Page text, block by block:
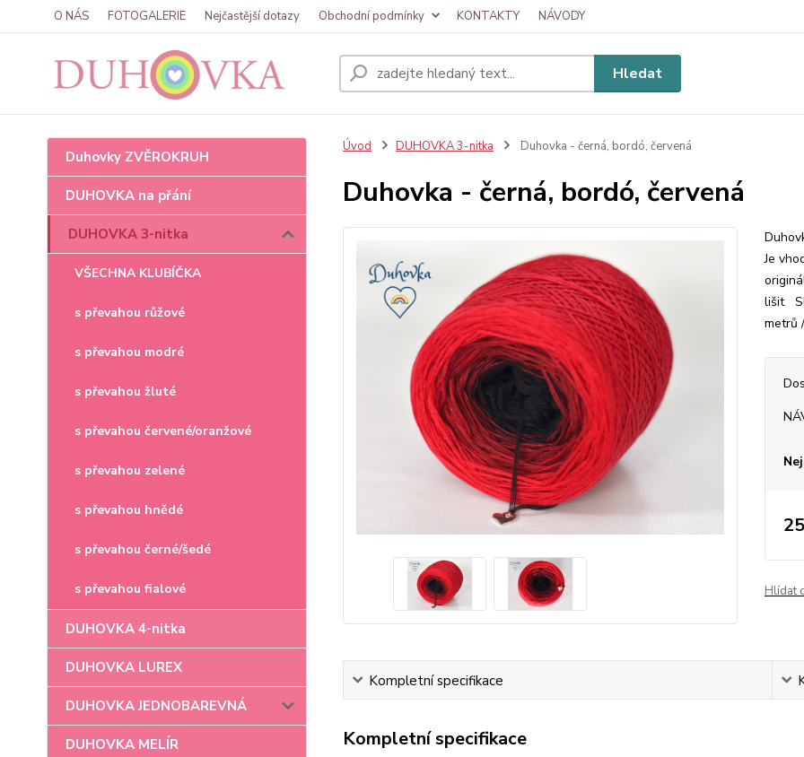
O NÁS FOTOGALERIE Nejčastější dotazy Obchodní podmínky KONTAKTY NÁVODY
Hledat
Duhovky ZVĚROKRUH
DUHOVKA na přání
DUHOVKA 3-nitka
VŠECHNA KLUBÍČKA
s převahou růžové
s převahou modré
s převahou žluté
s převahou červené/oranžové
s převahou zelené
s převahou hnědé
s převahou černé/šedé
s převahou fialové
DUHOVKA 4-nitka
DUHOVKA LUREX
DUHOVKA JEDNOBAREVNÁ
DUHOVKA MELÍR
Úvod DUHOVKA 3-nitka Duhovka - černá, bordó, červená
Duhovka - černá, bordó, červená
Je
lišit
metrů
Hlídat
Kompletní specifikace
Kompletní specifikace